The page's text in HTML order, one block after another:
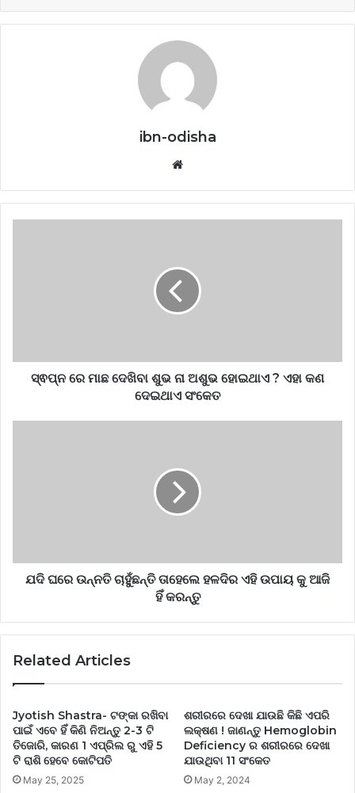
ibn-odisha
Website
ସ୍ଵପ୍ନ ରେ ମାଛ ଦେଖିବା ଶୁଭ ନା ଅଶୁଭ ହୋଇଥାଏ ? ଏହା କଣ
ଦେଇଥାଏ ସଂକେତ
ଯଦି ଘରେ ଉନ୍ନତି ଚାହୁଁଛନ୍ତି ତାହେଲେ ହଳଦିର ଏହି ଉପାୟ କୁ ଆଜି
ହିଁ କରନ୍ତୁ
Related Articles
Jyotish Shastra- ଟଙ୍କା ରଖିବା
ପାଇଁ ଏବେ ହିଁ କିଣି ନିଅନ୍ତୁ 2-3 ଟି
ତିଜୋରି, କାରଣ 1 ଏପ୍ରିଲ ରୁ ଏହି 5
ଟି ରାଶି ହେବେ କୋଟିପତି
May 25, 2025
ଶରୀରରେ ଦେଖା ଯାଉଛି କିଛି ଏପରି
ଲକ୍ଷଣ ! ଜାଣନ୍ତୁ Hemoglobin
Deficiency ର ଶରୀରରେ ଦେଖା
ଯାଉଥିବା 11 ସଂକେତ
May 2, 2024